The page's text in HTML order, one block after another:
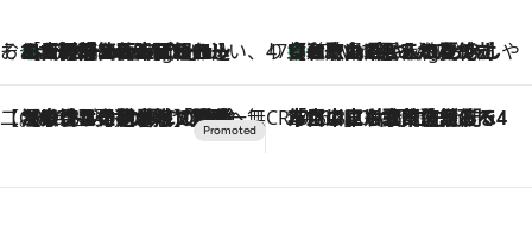
そおだよおこの関西おいしい、おやつ紀行47 Minutes Ago
［大阪府箕面市］一皿一皿目の前で仕上げられる、料理を巧みに組み込んだアシェットデセールコース「ミチル アシェット デセール（Michiru assiette dessert）」 47都道府県の手みやげ ひんやりスイーツで夏を満喫
47 Minutes Ago
【和歌山県】この夏絶対食べたい 冷やしておいしいおやつ3選 みかんがごろっと丸ごと入ったジュレ
【CREA×星野リゾート】唯一無二。癒しと発見が待つ場所へ
2026.8.7
【トンボの足水浴】ヒノキの香りに包まれて涼感マックス！約13℃の湧水かけ流しを避暑地「星野温泉 トンボの湯」で体験 CREA'S CHOICE
2026.8.7
「立川にも歌舞伎があるんだよ」 片岡仁左衛門・市川中車ら豪華座組みで4年目の立川立飛歌舞伎へ